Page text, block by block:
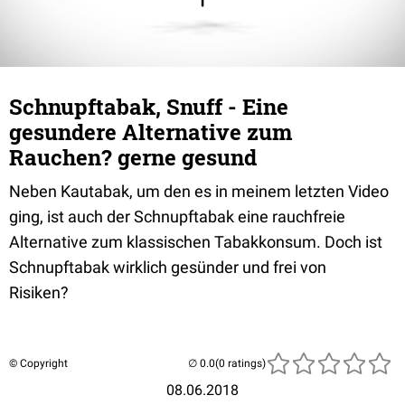
Schnupftabak, Snuff - Eine
gesundere Alternative zum
Rauchen? gerne gesund
Neben Kautabak, um den es in meinem letzten Video
ging, ist auch der Schnupftabak eine rauchfreie
Alternative zum klassischen Tabakkonsum. Doch ist
Schnupftabak wirklich gesünder und frei von
Risiken?
© Copyright
08.06.2018
(0 ratings)